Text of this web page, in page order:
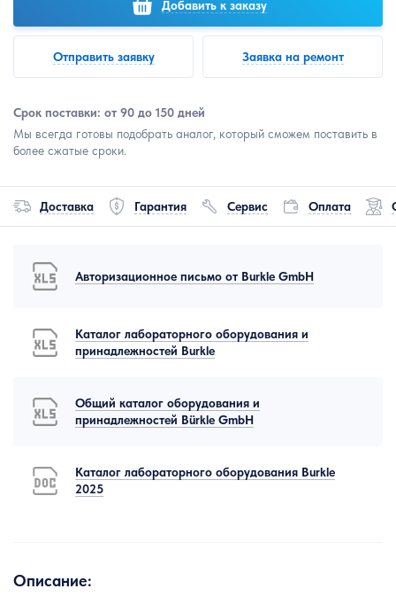
Добавить к заказу
Отправить заявку Заявка на ремонт
Срок поставки: от 90 до 150 дней
Мы всегда готовы подобрать аналог, который сможем поставить в
более сжатые сроки.
Доставка Гарантия Сервис Оплата
Авторизационное письмо от Burkle GmbH
Каталог лабораторного оборудования и
принадлежностей Burkle
Общий каталог оборудования и
принадлежностей Bürkle GmbH
Каталог лабораторного оборудования Burkle
2025
Описание: